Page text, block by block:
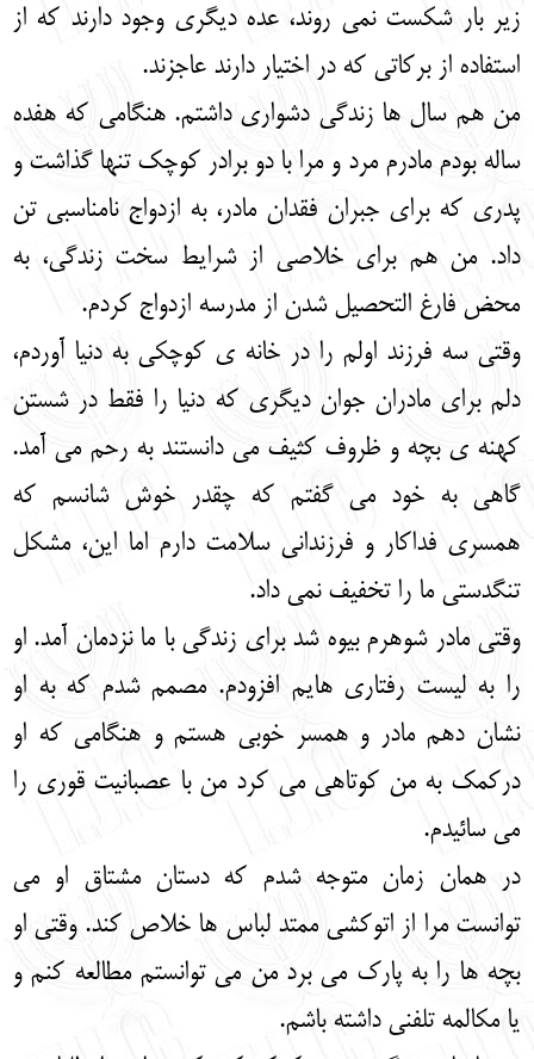
زیر بار شکست نمی روند، عده دیگری وجود دارند که از
استفاده از برکاتی که در اختیار دارند عاجزند.
من هم سال ها زندگی دشواری داشتم. هنگامی که هفده
ساله بودم مادرم مرد و مرا با دو برادر کوچک تنها گذاشت و
پدری که برای جبران فقدان مادر، به ازدواج نامناسبی تن
داد. من هم برای خلاصی از شرایط سخت زندگی، به
محض فارغ التحصیل شدن از مدرسه ازدواج کردم.
وقتی سه فرزند اولم را در خانه ی کوچکی به دنیا آوردم،
دلم برای مادران جوان دیگری که دنیا را فقط در شستن
کهنه ی بچه و ظروف کثیف می دانستند به رحم می آمد.
گاهی به خود می گفتم که چقدر خوش شانسم که
همسری فداکار و فرزندانی سلامت دارم اما این، مشکل
تنگدستی ما را تخفیف نمی داد.
وقتی مادر شوهرم بیوه شد برای زندگی با ما نزدمان آمد. او
را به لیست رفتاری هایم افزودم. مصمم شدم که به او
نشان دهم مادر و همسر خوبی هستم و هنگامی که او
درکمک به من کوتاهی می کرد من با عصبانیت قوری را
می سائیدم.
در همان زمان متوجه شدم که دستان مشتاق او می
توانست مرا از اتوکشی ممتد لباس ها خلاص کند. وقتی او
بچه ها را به پارک می برد من می توانستم مطالعه کنم و
یا مکالمه تلفنی داشته باشم.